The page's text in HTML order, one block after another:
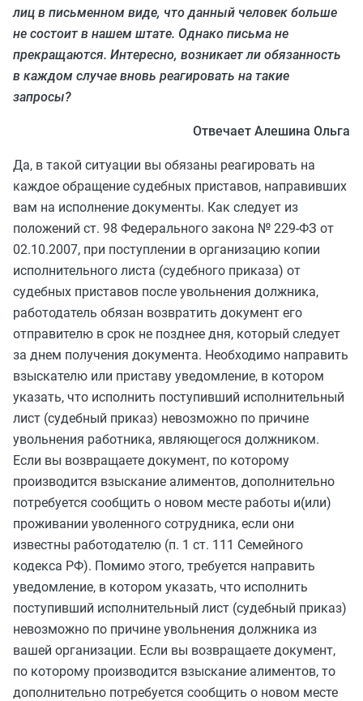
лиц в письменном виде, что данный человек больше
не состоит в нашем штате. Однако письма не
прекращаются. Интересно, возникает ли обязанность
в каждом случае вновь реагировать на такие
запросы?
Отвечает Алешина Ольга
Да, в такой ситуации вы обязаны реагировать на
каждое обращение судебных приставов, направивших
вам на исполнение документы. Как следует из
положений ст. 98 Федерального закона № 229-ФЗ от
02.10.2007, при поступлении в организацию копии
исполнительного листа (судебного приказа) от
судебных приставов после увольнения должника,
работодатель обязан возвратить документ его
отправителю в срок не позднее дня, который следует
за днем получения документа. Необходимо направить
взыскателю или приставу уведомление, в котором
указать, что исполнить поступивший исполнительный
лист (судебный приказ) невозможно по причине
увольнения работника, являющегося должником.
Если вы возвращаете документ, по которому
производится взыскание алиментов, дополнительно
потребуется сообщить о новом месте работы и(или)
проживании уволенного сотрудника, если они
известны работодателю (п. 1 ст. 111 Семейного
кодекса РФ). Помимо этого, требуется направить
уведомление, в котором указать, что исполнить
поступивший исполнительный лист (судебный приказ)
невозможно по причине увольнения должника из
вашей организации. Если вы возвращаете документ,
по которому производится взыскание алиментов, то
дополнительно потребуется сообщить о новом месте